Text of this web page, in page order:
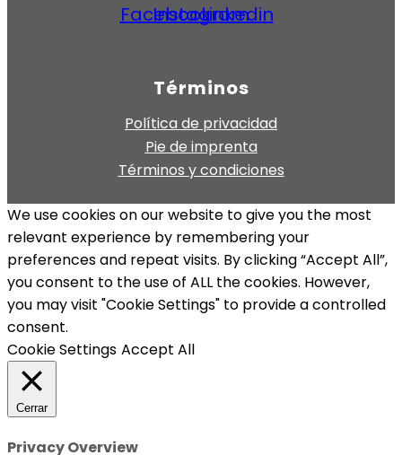
Facebook
Instagram
Linkedin
Términos
Política de privacidad
Pie de imprenta
Términos y condiciones
We use cookies on our website to give you the most
relevant experience by remembering your
preferences and repeat visits. By clicking “Accept All”,
you consent to the use of ALL the cookies. However,
you may visit "Cookie Settings" to provide a controlled
consent.
Cookie Settings Accept All
Cerrar
Privacy Overview